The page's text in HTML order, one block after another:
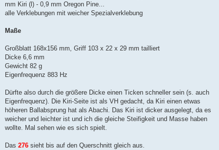
mm Kiri (l) - 0,9 mm Oregon Pine...
alle Verklebungen mit weicher Spezialverklebung
Maße
Großblatt 168x156 mm, Griff 103 x 22 x 29 mm tailliert
Dicke 6,6 mm
Gewicht 82 g
Eigenfrequenz 883 Hz
Dürfte also durch die größere Dicke einen Ticken schneller sein (s. auch
Eigenfrequenz). Die Kiri-Seite ist als VH gedacht, da Kiri einen etwas
höheren Ballabsprung hat als Abachi. Das Kiri ist dicker ausgelegt, da es
weicher und leichter ist und ich die gleiche Steifigkeit und Masse haben
wollte. Mal sehen wie es sich spielt.
Das 276 sieht bis auf den Querschnitt gleich aus.